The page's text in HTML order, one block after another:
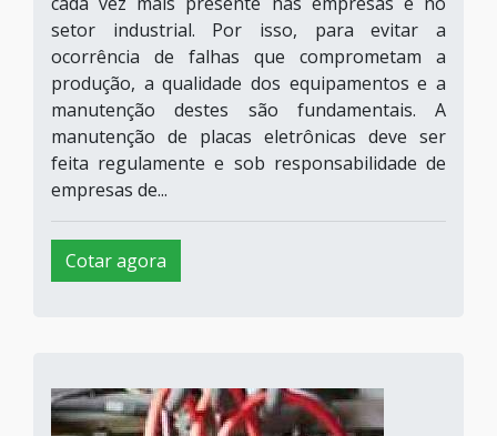
setor industrial. Por isso, para evitar a
ocorrência de falhas que comprometam a
produção, a qualidade dos equipamentos e a
manutenção destes são fundamentais. A
manutenção de placas eletrônicas deve ser
feita regulamente e sob responsabilidade de
empresas de...
Cotar agora